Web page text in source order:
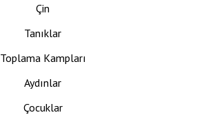
Çin
Tanıklar
Toplama Kampları
Aydınlar
Çocuklar